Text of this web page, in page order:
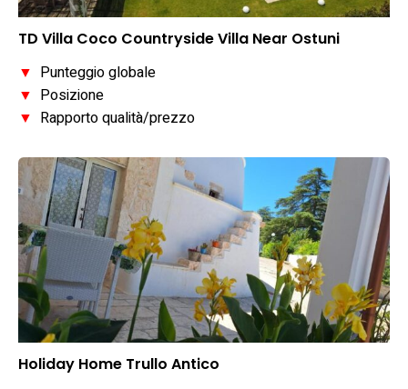
TD Villa Coco Countryside Villa Near Ostuni
▼ Punteggio globale
▼ Posizione
▼ Rapporto qualità/prezzo
Holiday Home Trullo Antico